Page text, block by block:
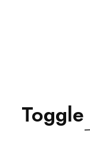
Toggle